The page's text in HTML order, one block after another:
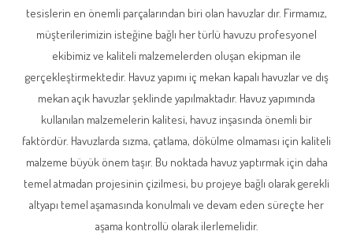
tesislerin en önemli parçalarından biri olan havuzlar dır. Firmamız,
müşterilerimizin isteğine bağlı her türlü havuzu profesyonel
ekibimiz ve kaliteli malzemelerden oluşan ekipman ile
gerçekleştirmektedir. Havuz yapımı iç mekan kapalı havuzlar ve dış
mekan açık havuzlar şeklinde yapılmaktadır. Havuz yapımında
kullanılan malzemelerin kalitesi, havuz inşasında önemli bir
faktördür. Havuzlarda sızma, çatlama, dökülme olmaması için kaliteli
malzeme büyük önem taşır. Bu noktada havuz yaptırmak için daha
temel atmadan projesinin çizilmesi, bu projeye bağlı olarak gerekli
altyapı temel aşamasında konulmalı ve devam eden süreçte her
aşama kontrollü olarak ilerlemelidir.